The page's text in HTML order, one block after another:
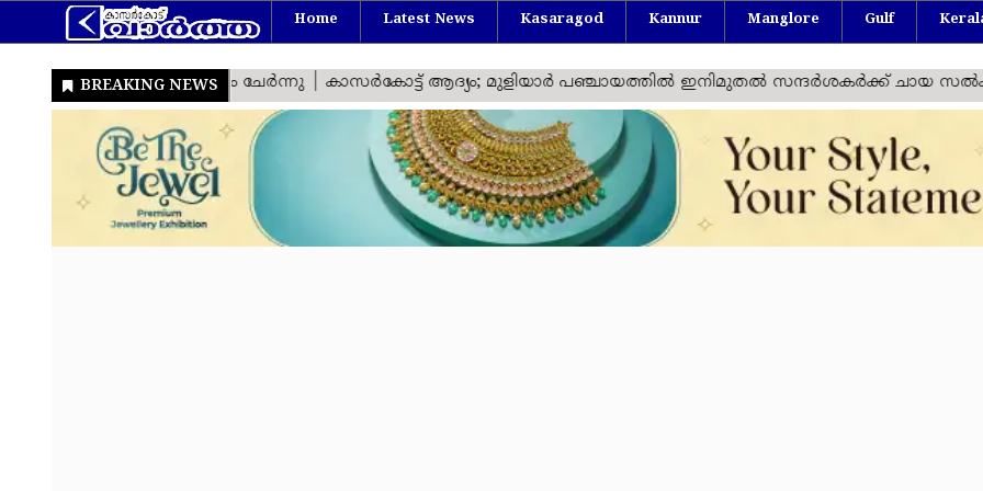
Home Latest News Kasaragod Kannur Manglore Gulf